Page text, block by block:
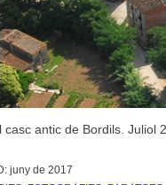
casc antic de Bordils. Juliol
juny de 2017